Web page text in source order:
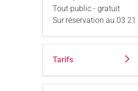
Tout public - gratuit
Sur réservation au 03
Tarifs